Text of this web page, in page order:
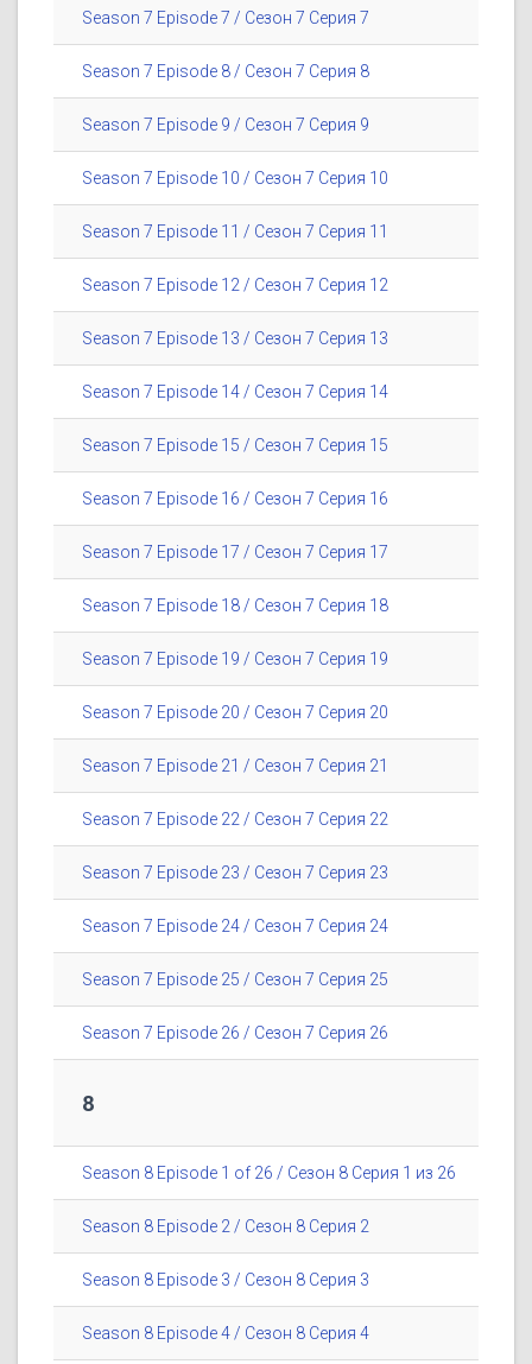
Season 7 Episode 7 / Сезон 7 Серия 7
Season 7 Episode 8 / Сезон 7 Серия 8
Season 7 Episode 9 / Сезон 7 Серия 9
Season 7 Episode 10 / Сезон 7 Серия 10
Season 7 Episode 11 / Сезон 7 Серия 11
Season 7 Episode 12 / Сезон 7 Серия 12
Season 7 Episode 13 / Сезон 7 Серия 13
Season 7 Episode 14 / Сезон 7 Серия 14
Season 7 Episode 15 / Сезон 7 Серия 15
Season 7 Episode 16 / Сезон 7 Серия 16
Season 7 Episode 17 / Сезон 7 Серия 17
Season 7 Episode 18 / Сезон 7 Серия 18
Season 7 Episode 19 / Сезон 7 Серия 19
Season 7 Episode 20 / Сезон 7 Серия 20
Season 7 Episode 21 / Сезон 7 Серия 21
Season 7 Episode 22 / Сезон 7 Серия 22
Season 7 Episode 23 / Сезон 7 Серия 23
Season 7 Episode 24 / Сезон 7 Серия 24
Season 7 Episode 25 / Сезон 7 Серия 25
Season 7 Episode 26 / Сезон 7 Серия 26
8
Season 8 Episode 1 of 26 / Сезон 8 Серия 1 из 26
Season 8 Episode 2 / Сезон 8 Серия 2
Season 8 Episode 3 / Сезон 8 Серия 3
Season 8 Episode 4 / Сезон 8 Серия 4